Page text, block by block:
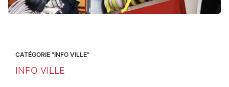
CATÉGORIE "INFO VILLE"
INFO VILLE